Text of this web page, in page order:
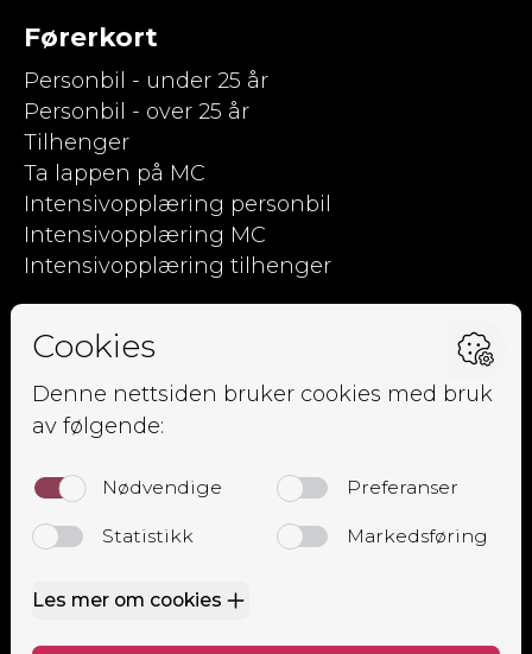
Førerkort
Personbil - under 25 år
Personbil - over 25 år
Tilhenger
Ta lappen på MC
Intensivopplæring personbil
Intensivopplæring MC
Intensivopplæring tilhenger
Om oss
Ansatte
Elevside
Kursoversikt
Trafikalt grunnkurs
Mørkekjøring
Lastsikringskurs